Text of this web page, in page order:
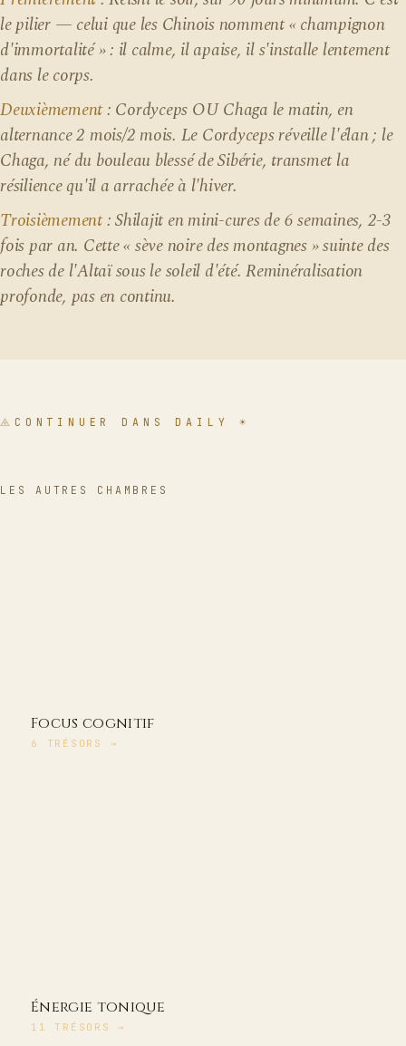
le pilier — celui que les Chinois nomment « champignon
d'immortalité » : il calme, il apaise, il s'installe lentement
dans le corps.
Deuxièmement: Cordyceps OU Chaga le matin, en
alternance 2 mois/2 mois. Le Cordyceps réveille l'élan ; le
Chaga, né du bouleau blessé de Sibérie, transmet la
résilience qu'il a arrachée à l'hiver.
Troisièmement: Shilajit en mini-cures de 6 semaines, 2-3
fois par an. Cette « sève noire des montagnes » suinte des
roches de l'Altaï sous le soleil d'été. Reminéralisation
profonde, pas en continu.
CONTINUER DANS DAILY ☀
LES AUTRES CHAMBRES
Focus cognitif
6 TRÉSORS →
Énergie tonique
11 TRÉSORS →